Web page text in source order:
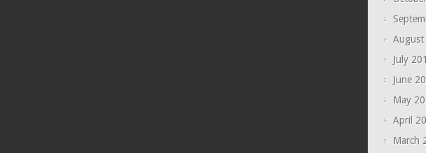
July
June
May
April
March